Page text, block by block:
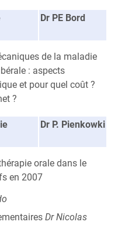
Dr PE Bord
de la maladie
: aspects
et pour quel coût ?
?
Dr P. Pienkowki
orale dans le
en 2007
Dr Nicolas